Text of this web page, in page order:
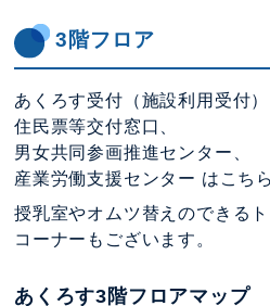
3階フロア
あくろす受付（施設利用受付）
住民票等交付窓口、
男女共同参画推進センター、
産業労働支援センター はこち
授乳室やオムツ替えのできる
コーナーもございます。
あくろす3階フロアマップ